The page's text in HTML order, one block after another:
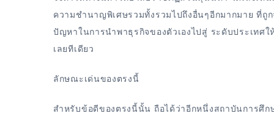
ความชำนาญพิเศษรวมทั้งรวมไปถึงอื่นๆอีกมากมาย ที่ถู
ปัญหาในการนำพาธุรกิจของตัวเองไปสู่ ระดับประเทศ
เลยทีเดียว
ลักษณะเด่นของตรงนี้
สำหรับข้อดีของตรงนี้นั้น ถือได้ว่าอีกหนึ่งสถาบันการศึ